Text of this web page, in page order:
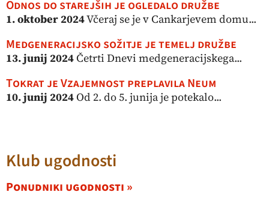
Odnos do starejših je ogledalo družbe
1. oktober 2024Včeraj se je v Cankarjevem domu...
Medgeneracijsko sožitje je temelj družbe
13. junij 2024Četrti Dnevi medgeneracijskega...
Tokrat je Vzajemnost preplavila Neum
10. junij 2024Od 2. do 5. junija je potekalo...
Klub ugodnosti
Ponudniki ugodnosti »